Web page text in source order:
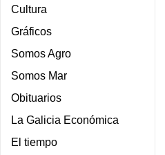
Cultura
Gráficos
Somos Agro
Somos Mar
Obituarios
La Galicia Económica
El tiempo